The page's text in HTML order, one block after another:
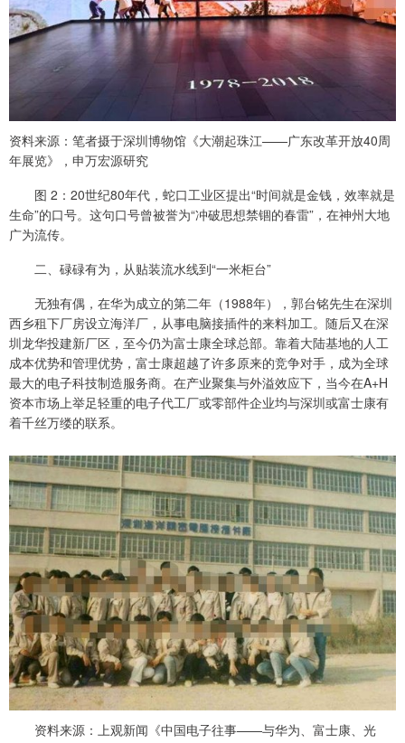
资料来源：笔者摄于深圳博物馆《大潮起珠江——广东改革开放40周
年展览》，申万宏源研究
图 2：20世纪80年代，蛇口工业区提出“时间就是金钱，效率就是
生命”的口号。这句口号曾被誉为“冲破思想禁锢的春雷”，在神州大地
广为流传。
二、碌碌有为，从贴装流水线到“一米柜台”
无独有偶，在华为成立的第二年（1988年），郭台铭先生在深圳
西乡租下厂房设立海洋厂，从事电脑接插件的来料加工。随后又在深
圳龙华投建新厂区，至今仍为富士康全球总部。靠着大陆基地的人工
成本优势和管理优势，富士康超越了许多原来的竞争对手，成为全球
最大的电子科技制造服务商。在产业聚集与外溢效应下，当今在A+H
资本市场上举足轻重的电子代工厂或零部件企业均与深圳或富士康有
着千丝万缕的联系。
资料来源：上观新闻《中国电子往事——与华为、富士康、光